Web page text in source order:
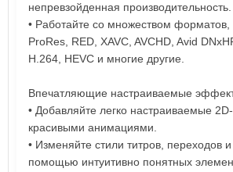
непревзойденная производительность.
• Работайте со множеством форматов,
ProRes, RED, XAVC, AVCHD, Avid
H.264, HEVC и многие другие.
Впечатляющие настраиваемые
• Добавляйте легко настраиваемые
красивыми анимациями.
• Изменяйте стили титров, переходов
помощью интуитивно понятных